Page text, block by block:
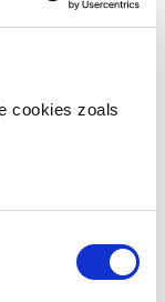
cookies zoals